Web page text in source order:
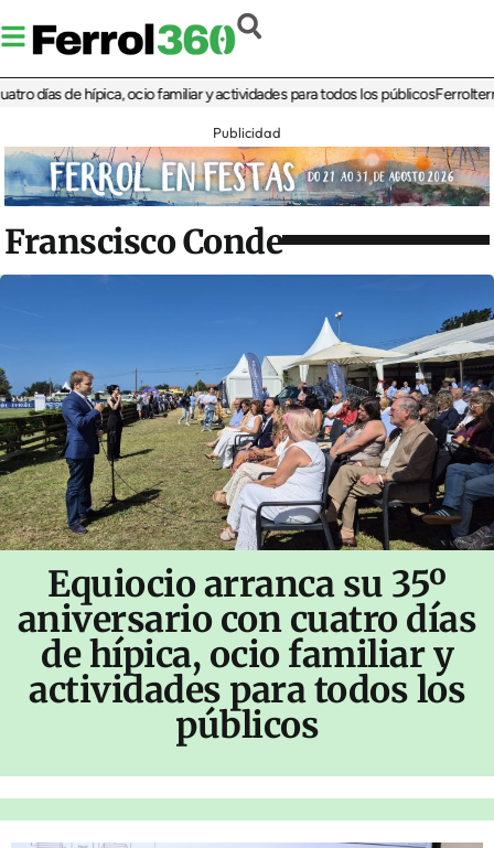
de hípica, ocio familiar y actividades para todos los públicosFerrolterra
Publicidad
Franscisco Conde
Equiocio arranca su 35º
aniversario con cuatro días
de hípica, ocio familiar y
actividades para todos los
públicos